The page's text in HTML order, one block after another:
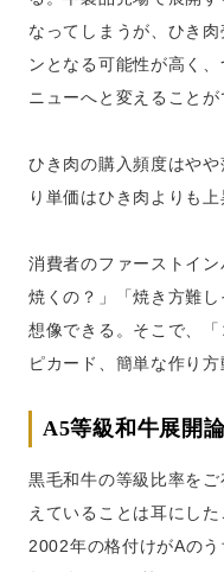
なってしまうが、ひき
ンとなる可能性が高く
ニューへと変えることが
ひき肉の購入頻度はや
り単価はひき肉よりも上
消費者のファーストイ
焼くの？」「焼き方難
想像できる。そこで、
ピカード、簡単な作り
A5等級和牛展開
黒毛和牛の等級比率を
えていることは耳にし
2002年の格付けがAの